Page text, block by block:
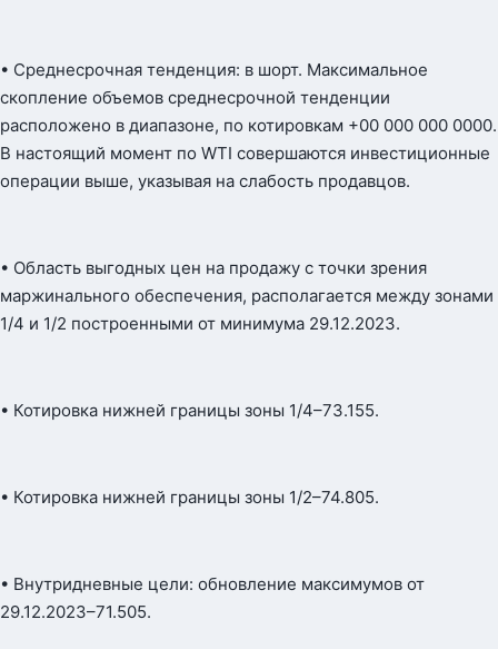
• Среднесрочная тенденция: в шорт. Максимальное
скопление объемов среднесрочной тенденции
расположено в диапазоне, по котировкам +00 000 000 0000.
В настоящий момент по WTI совершаются инвестиционные
операции выше, указывая на слабость продавцов.
• Область выгодных цен на продажу с точки зрения
маржинального обеспечения, располагается между зонами
1/4 и 1/2 построенными от минимума 29.12.2023.
• Котировка нижней границы зоны 1/4–73.155.
• Котировка нижней границы зоны 1/2–74.805.
• Внутридневные цели: обновление максимумов от
29.12.2023–71.505.